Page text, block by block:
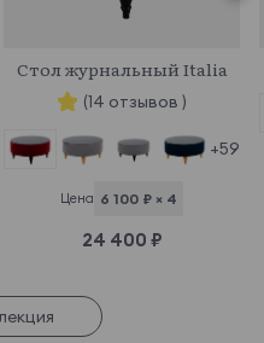
Стол журнальный Italia
(14 отзывов )
+59
Цена 6 100 ₽ × 4
24 400 ₽